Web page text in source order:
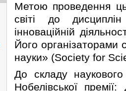
Метою проведення
світі до
інноваційній
Його організаторами
науки» (Society for
До складу
Нобелівської